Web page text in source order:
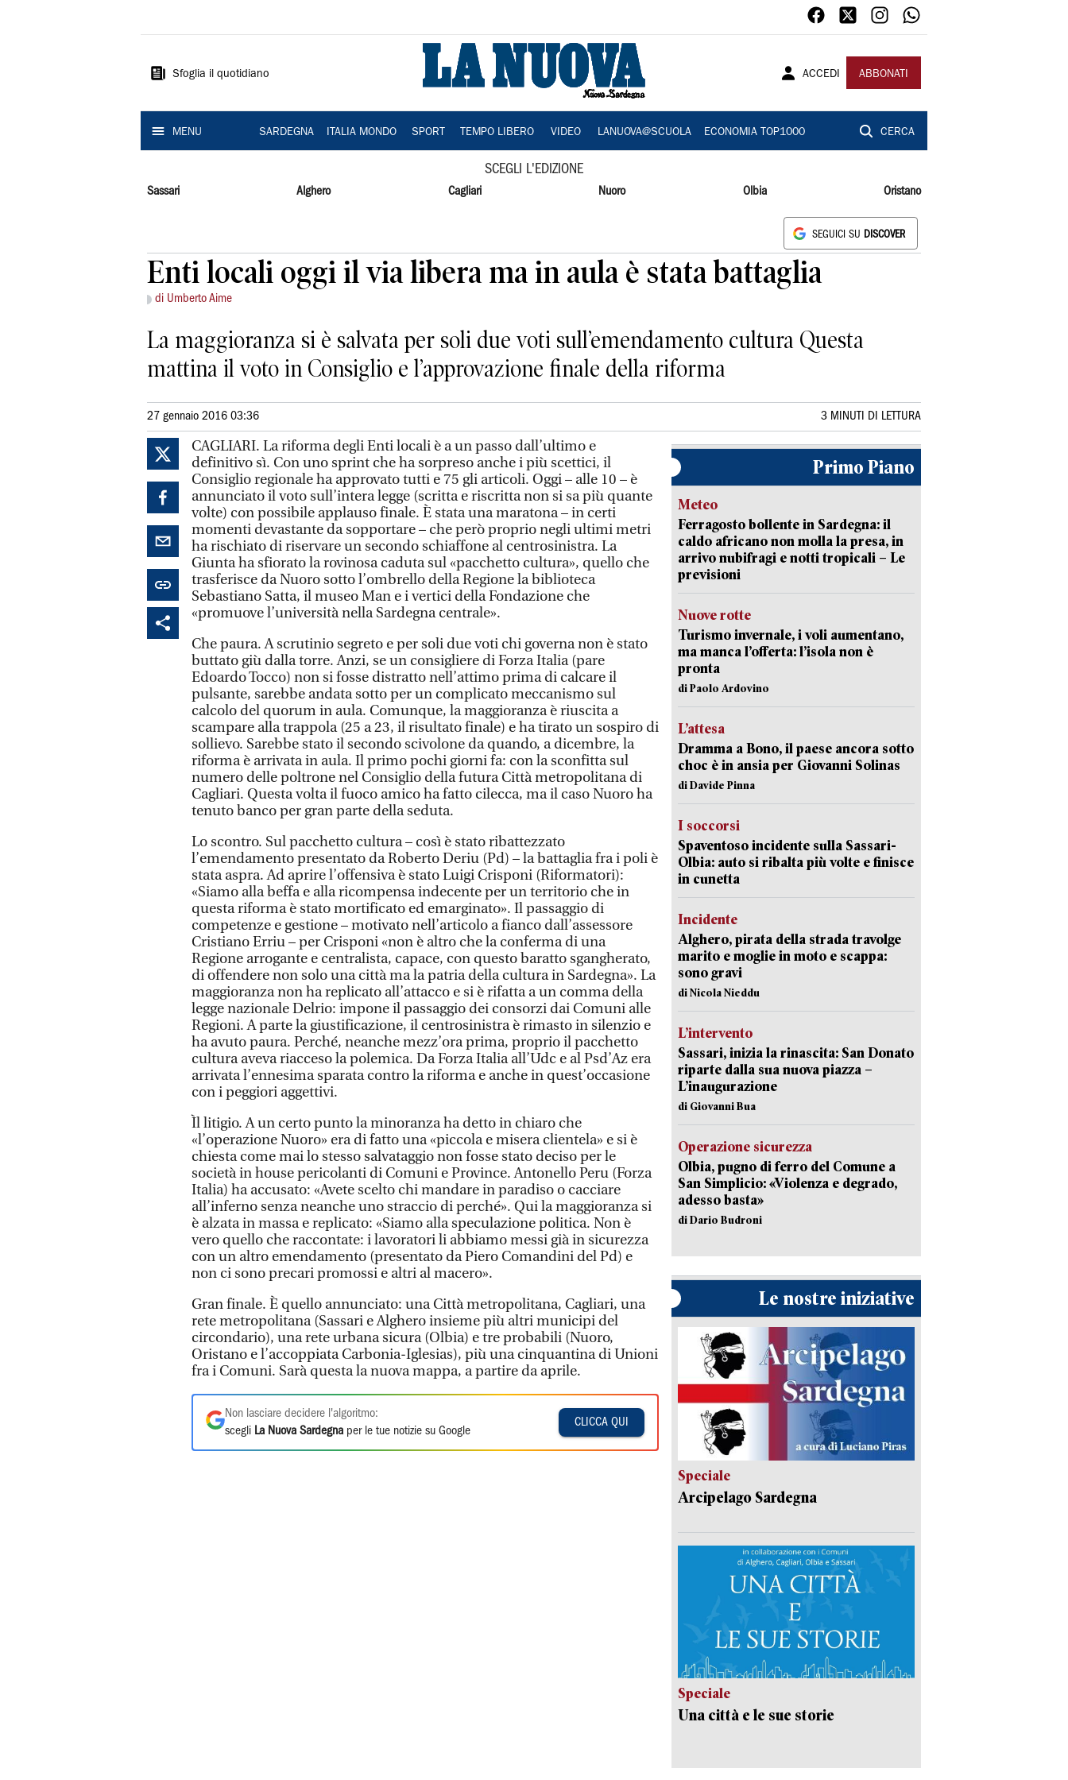
Sardegna
Sfoglia il quotidiano ACCEDI ABBONATI
MENU SARDEGNA ITALIA MONDO SPORT TEMPO LIBERO VIDEO LANUOVA@SCUOLA ECONOMIA TOP1000 CERCA
SCEGLI L'EDIZIONE
Sassari Alghero Cagliari Nuoro Olbia Oristano
SEGUICI SU DISCOVER
Enti locali oggi il via libera ma in aula è stata battaglia
di Umberto Aime
La maggioranza si è salvata per soli due voti sull’emendamento cultura Questa
mattina il voto in Consiglio e l’approvazione finale della riforma
27 gennaio 2016 03:36 3 MINUTI DI LETTURA
CAGLIARI. La riforma degli Enti locali è a un passo dall’ultimo e
definitivo sì. Con uno sprint che ha sorpreso anche i più scettici, il
Consiglio regionale ha approvato tutti e 75 gli articoli. Oggi – alle 10 – è
annunciato il voto sull’intera legge (scritta e riscritta non si sa più quante
volte) con possibile applauso finale. È stata una maratona – in certi
momenti devastante da sopportare – che però proprio negli ultimi metri
ha rischiato di riservare un secondo schiaffone al centrosinistra. La
Giunta ha sfiorato la rovinosa caduta sul «pacchetto cultura», quello che
trasferisce da Nuoro sotto l’ombrello della Regione la biblioteca
Sebastiano Satta, il museo Man e i vertici della Fondazione che
«promuove l’università nella Sardegna centrale».
Che paura. A scrutinio segreto e per soli due voti chi governa non è stato
buttato giù dalla torre. Anzi, se un consigliere di Forza Italia (pare
Edoardo Tocco) non si fosse distratto nell’attimo prima di calcare il
pulsante, sarebbe andata sotto per un complicato meccanismo sul
calcolo del quorum in aula. Comunque, la maggioranza è riuscita a
scampare alla trappola (25 a 23, il risultato finale) e ha tirato un sospiro di
sollievo. Sarebbe stato il secondo scivolone da quando, a dicembre, la
riforma è arrivata in aula. Il primo pochi giorni fa: con la sconfitta sul
numero delle poltrone nel Consiglio della futura Città metropolitana di
Cagliari. Questa volta il fuoco amico ha fatto cilecca, ma il caso Nuoro ha
tenuto banco per gran parte della seduta.
Lo scontro. Sul pacchetto cultura – così è stato ribattezzato
l’emendamento presentato da Roberto Deriu (Pd) – la battaglia fra i poli è
stata aspra. Ad aprire l’offensiva è stato Luigi Crisponi (Riformatori):
«Siamo alla beffa e alla ricompensa indecente per un territorio che in
questa riforma è stato mortificato ed emarginato». Il passaggio di
competenze e gestione – motivato nell’articolo a fianco dall’assessore
Cristiano Erriu – per Crisponi «non è altro che la conferma di una
Regione arrogante e centralista, capace, con questo baratto sgangherato,
di offendere non solo una città ma la patria della cultura in Sardegna». La
maggioranza non ha replicato all’attacco e si è rifatta a un comma della
legge nazionale Delrio: impone il passaggio dei consorzi dai Comuni alle
Regioni. A parte la giustificazione, il centrosinistra è rimasto in silenzio e
ha avuto paura. Perché, neanche mezz’ora prima, proprio il pacchetto
cultura aveva riacceso la polemica. Da Forza Italia all’Udc e al Psd’Az era
arrivata l’ennesima sparata contro la riforma e anche in quest’occasione
con i peggiori aggettivi.
Ìl litigio. A un certo punto la minoranza ha detto in chiaro che
«l’operazione Nuoro» era di fatto una «piccola e misera clientela» e si è
chiesta come mai lo stesso salvataggio non fosse stato deciso per le
società in house pericolanti di Comuni e Province. Antonello Peru (Forza
Italia) ha accusato: «Avete scelto chi mandare in paradiso o cacciare
all’inferno senza neanche uno straccio di perché». Qui la maggioranza si
è alzata in massa e replicato: «Siamo alla speculazione politica. Non è
vero quello che raccontate: i lavoratori li abbiamo messi già in sicurezza
con un altro emendamento (presentato da Piero Comandini del Pd) e
non ci sono precari promossi e altri al macero».
Gran finale. È quello annunciato: una Città metropolitana, Cagliari, una
rete metropolitana (Sassari e Alghero insieme più altri municipi del
circondario), una rete urbana sicura (Olbia) e tre probabili (Nuoro,
Oristano e l’accoppiata Carbonia-Iglesias), più una cinquantina di Unioni
fra i Comuni. Sarà questa la nuova mappa, a partire da aprile.
Non lasciare decidere l'algoritmo:
scegli La Nuova Sardegna per le tue notizie su Google
CLICCA QUI
Primo Piano
Meteo
Ferragosto bollente in Sardegna: il
caldo africano non molla la presa, in
arrivo nubifragi e notti tropicali – Le
previsioni
Nuove rotte
Turismo invernale, i voli aumentano,
ma manca l’offerta: l’isola non è
pronta
di Paolo Ardovino
L’attesa
Dramma a Bono, il paese ancora sotto
choc è in ansia per Giovanni Solinas
di Davide Pinna
I soccorsi
Spaventoso incidente sulla Sassari-
Olbia: auto si ribalta più volte e finisce
in cunetta
Incidente
Alghero, pirata della strada travolge
marito e moglie in moto e scappa:
sono gravi
di Nicola Nieddu
L’intervento
Sassari, inizia la rinascita: San Donato
riparte dalla sua nuova piazza –
L’inaugurazione
di Giovanni Bua
Operazione sicurezza
Olbia, pugno di ferro del Comune a
San Simplicio: «Violenza e degrado,
adesso basta»
di Dario Budroni
Le nostre iniziative
Speciale
Arcipelago Sardegna
Speciale
Una città e le sue storie